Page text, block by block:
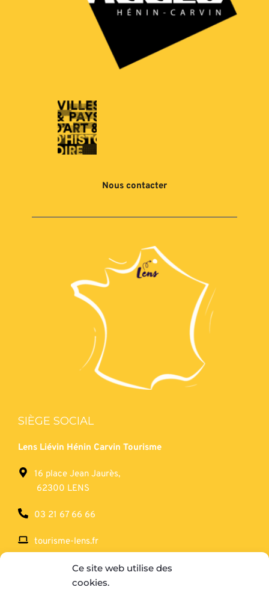
Ce site web utilise des
cookies.
Nous contacter
SIÈGE SOCIAL
Lens Liévin Hénin Carvin Tourisme
16 place Jean Jaurès,
62300 LENS
03 21 67 66 66
tourisme-lens.fr
SERVICE RÉCEPTIF